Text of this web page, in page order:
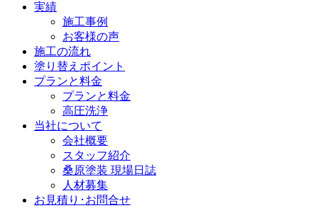
実績
施工事例
お客様の声
施工の流れ
塗り替えポイント
プランと料金
プランと料金
高圧洗浄
当社について
会社概要
スタッフ紹介
桑原塗装 現場日誌
人材募集
お見積り･お問合せ